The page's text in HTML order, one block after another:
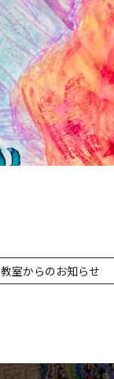
教室からのお知らせ